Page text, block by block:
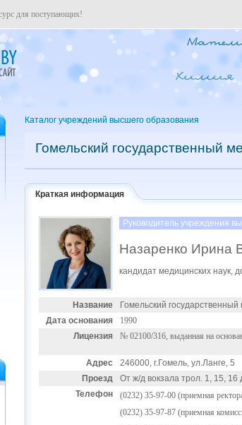
для поступающих!
Каталог учреждений высшего образования
Гомельский государственный
Краткая информация
Руководитель учреждения
Назаренко Ирина
кандидат медицинских наук,
Название
Гомельский
Дата основания
1990
Лицензия
№ 02100/316, выданная на
Адрес
246000, г.Гомель, ул.Ланге, 5
Проезд
От ж/д вокзала трол. 1, 15,
Телефон
(0232) 35-97-00 (приемная
(0232) 35-97-87 (приемная